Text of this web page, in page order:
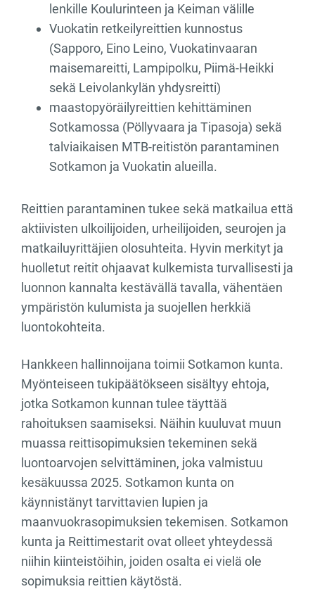
lenkille Koulurinteen ja Keiman välille
Vuokatin retkeilyreittien kunnostus
(Sapporo, Eino Leino, Vuokatinvaaran
maisemareitti, Lampipolku, Piimä-Heikki
sekä Leivolankylän yhdysreitti)
maastopyöräilyreittien kehittäminen
Sotkamossa (Pöllyvaara ja Tipasoja) sekä
talviaikaisen MTB-reitistön parantaminen
Sotkamon ja Vuokatin alueilla.
Reittien parantaminen tukee sekä matkailua että
aktiivisten ulkoilijoiden, urheilijoiden, seurojen ja
matkailuyrittäjien olosuhteita. Hyvin merkityt ja
huolletut reitit ohjaavat kulkemista turvallisesti ja
luonnon kannalta kestävällä tavalla, vähentäen
ympäristön kulumista ja suojellen herkkiä
luontokohteita.
Hankkeen hallinnoijana toimii Sotkamon kunta.
Myönteiseen tukipäätökseen sisältyy ehtoja,
jotka Sotkamon kunnan tulee täyttää
rahoituksen saamiseksi. Näihin kuuluvat muun
muassa reittisopimuksien tekeminen sekä
luontoarvojen selvittäminen, joka valmistuu
kesäkuussa 2025. Sotkamon kunta on
käynnistänyt tarvittavien lupien ja
maanvuokrasopimuksien tekemisen. Sotkamon
kunta ja Reittimestarit ovat olleet yhteydessä
niihin kiinteistöihin, joiden osalta ei vielä ole
sopimuksia reittien käytöstä.